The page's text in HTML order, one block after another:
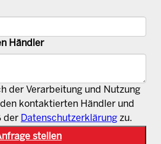
Händler
der Verarbeitung und Nutzung
kontaktierten Händler und
der Datenschutzerklärung zu.